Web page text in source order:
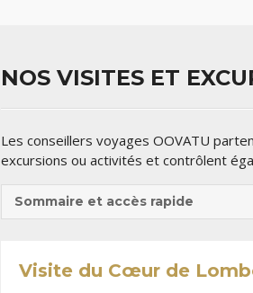
NOS VISITES ET
Les conseillers voyages OOVATU
excursions ou activités et contrôlent
Sommaire et accès rapide
Visite du Cœur de